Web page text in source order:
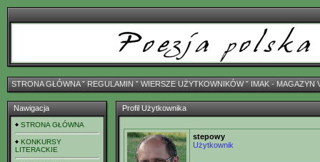
STRONA GŁÓWNAˇ REGULAMIN ˇ WIERSZE UŻYTKOWNIKÓWˇ IMAK - MAGAZYN
Nawigacja
STRONA GŁÓWNA
KONKURSY
LITERACKIE
Profil Użytkownika
stepowy
Użytkownik